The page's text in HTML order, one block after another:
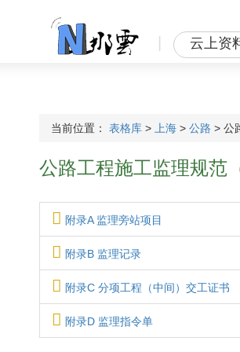
云上资
当前位置： 表格库 > 上海 > 公路 > 公
公路工程施工监理规范
附录A 监理旁站项目
附录B 监理记录
附录C 分项工程（中间）交工证书
附录D 监理指令单